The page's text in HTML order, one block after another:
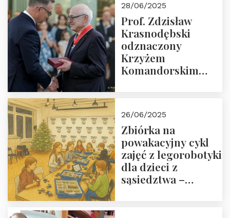
28/06/2025
Prof. Zdzisław
Krasnodębski
odznaczony
Krzyżem
Komandorskim
26/06/2025
Zbiórka na
powakacyjny cykl
zajęć z legorobotyki
dla dzieci z
sąsiedztwa –